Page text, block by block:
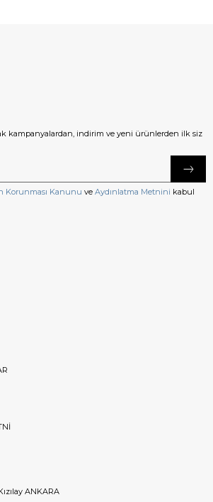
kampanyalardan, indirim ve yeni ürünlerden ilk siz
Korunması Kanunu ve Aydınlatma Metnini kabul
ANKARA